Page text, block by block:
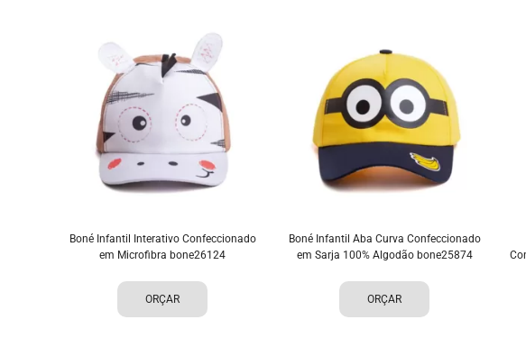
Boné Infantil Interativo Confeccionado
em Microfibra bone26124
ORÇAR
Boné Infantil Aba Curva Confeccionado
em Sarja 100% Algodão bone25874
ORÇAR